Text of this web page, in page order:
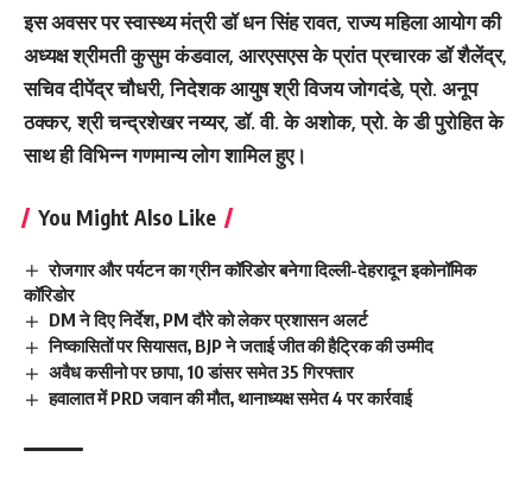
इस अवसर पर स्वास्थ्य मंत्री डॉ धन सिंह रावत, राज्य महिला आयोग की
अध्यक्ष श्रीमती कुसुम कंडवाल, आरएसएस के प्रांत प्रचारक डॉ शैलेंद्र,
सचिव दीपेंद्र चौधरी, निदेशक आयुष श्री विजय जोगदंडे, प्रो. अनूप
ठक्कर, श्री चन्द्रशेखर नय्यर, डॉ. वी. के अशोक, प्रो. के डी पुरोहित के
साथ ही विभिन्न गणमान्य लोग शामिल हुए।
You Might Also Like
रोजगार और पर्यटन का ग्रीन कॉरिडोर बनेगा दिल्ली-देहरादून इकोनॉमिक
कॉरिडोर
DM ने दिए निर्देश, PM दौरे को लेकर प्रशासन अलर्ट
निष्कासितों पर सियासत, BJP ने जताई जीत की हैट्रिक की उम्मीद
अवैध कसीनो पर छापा, 10 डांसर समेत 35 गिरफ्तार
हवालात में PRD जवान की मौत, थानाध्यक्ष समेत 4 पर कार्रवाई